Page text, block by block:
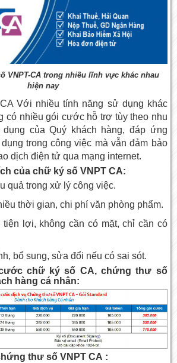
VNPT-CA trong nhiều lĩnh vực khác nhau
hiện nay
Với nhiều tính năng sử dụng khác
có nhiều gói cước hỗ trợ tùy theo nhu
của Quý khách hàng, đáp ứng
trong công việc mà vẫn đảm bảo
dịch điện tử qua mạng internet.
của chữ ký số VNPT CA:
quả trong xử lý công việc.
thời gian, chi phí văn phòng phẩm.
tiện lợi, không cần có mặt, chỉ cần có
bổ sung, sửa đổi nếu có sai sót.
chữ ký số CA, chứng thư số
hàng cá nhân:
thư số VNPT CA :